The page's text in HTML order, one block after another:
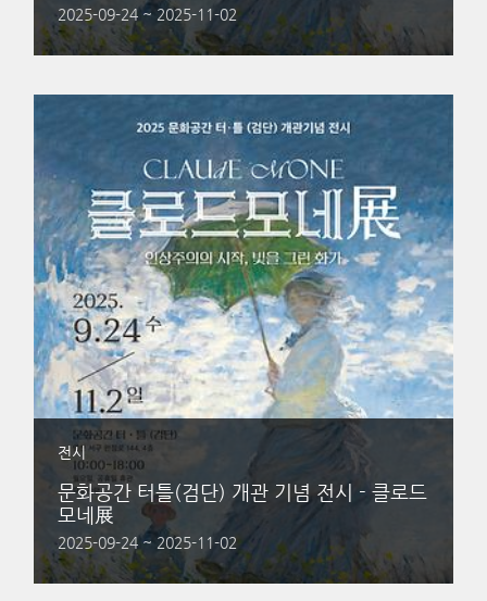
2025-09-24 ~ 2025-11-02
전시
문화공간 터틀(검단) 개관 기념 전시 - 클로드
모네展
2025-09-24 ~ 2025-11-02